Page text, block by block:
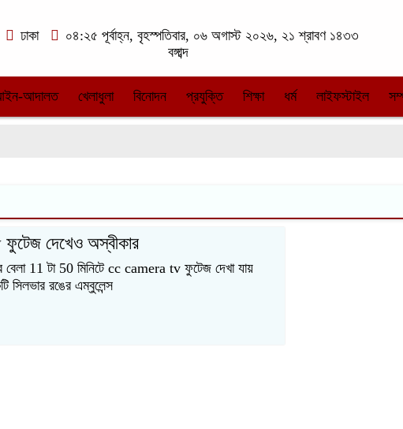
ঢাকা
০৪:২৫ পূর্বাহ্ন, বৃহস্পতিবার, ০৬ অগাস্ট ২০২৬, ২১ শ্রাবণ ১৪৩৩
বঙ্গাব্দ
আদালত খেলাধুলা বিনোদন প্রযুক্তি শিক্ষা ধর্ম লাইফস্টাইল
দেখেও অস্বীকার
বেলা 11 টা 50 মিনিটে cc camera tv ফুটেজ দেখা যায়
সিলভার রঙের এম্বুলেন্স